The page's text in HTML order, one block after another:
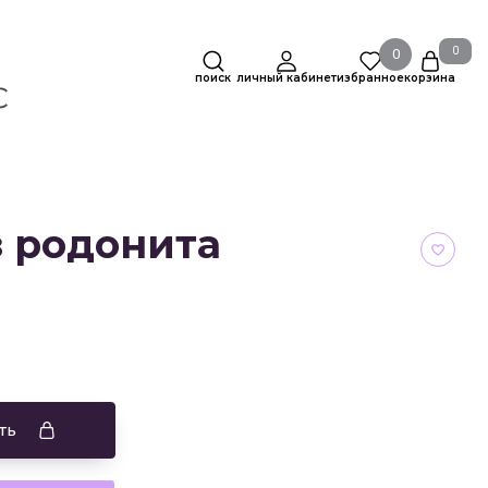
СМИ о нас
поиск личный кабинет
0
избранное
0
корзина
родонита